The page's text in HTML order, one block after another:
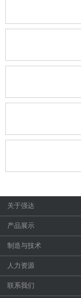
关于强达
产品展示
制造与技术
人力资源
联系我们